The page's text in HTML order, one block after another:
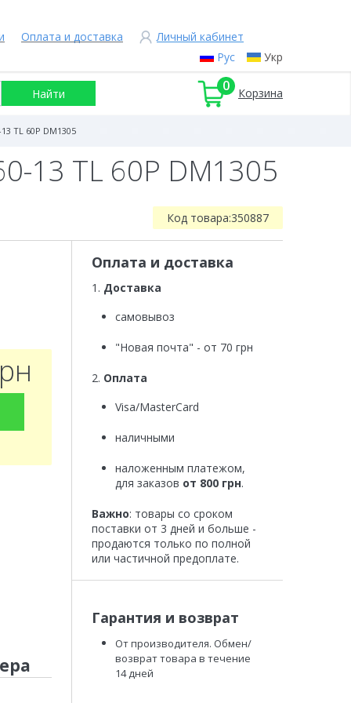
Рус Укр
Оплата и доставка Личный кабинет
0 Корзина
TL 60P DM1305
13 TL 60P DM1305
Код товара:350887
Оплата и доставка
1. Доставка
самовывоз
"Новая почта" - от 70 грн
2. Оплата
Visa/MasterCard
наличными
наложенным платежом,
для заказов от 800 грн.
Важно: товары со сроком
поставки от 3 дней и больше -
продаются только по полной
или частичной предоплате.
Гарантия и возврат
От производителя. Обмен/
возврат товара в течение
14 дней